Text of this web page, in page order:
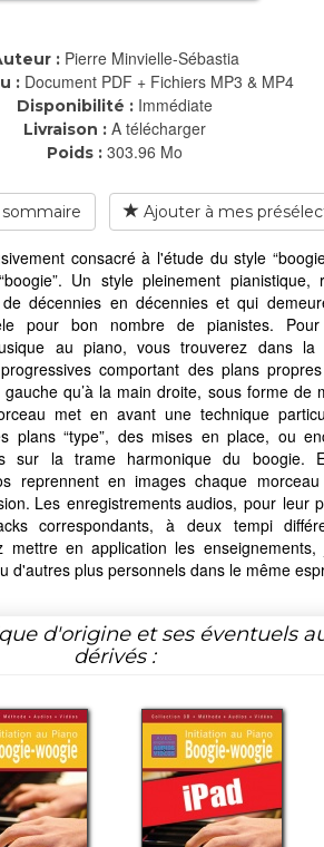
: Pierre Minvielle-Sébastia
: Document PDF + Fichiers MP3 & MP4
Disponibilité : Immédiate
Livraison : A télécharger
Poids : 303.96 Mo
Ajouter à mes
consacré à l'étude du style
Un style pleinement pianistique,
décennies en décennies et qui
pour bon nombre de pianistes.
au piano, vous trouverez dans la
comportant des plans
qu’à la main droite, sous forme de
met en avant une technique
plans “type”, des mises en place, ou
sur la trame harmonique du boogie.
reprennent en images chaque
Les enregistrements audios, pour leur
correspondants, à deux tempi
mettre en application les enseignements,
d'autres plus personnels dans le même
d'origine et ses éventuels
dérivés :